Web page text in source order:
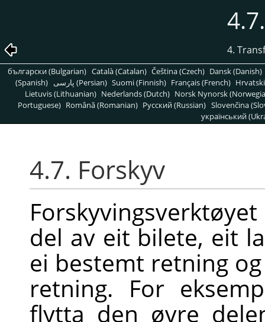
4.
български (Bulgarian) Català (Catalan) Čeština (Czech) Dansk (Danish)
(Spanish)
پارسی (Persian) Suomi (Finnish) Français (French)
Lietuvis (Lithuanian) Nederlands (Dutch) Norsk Nynorsk
Portuguese) Română (Romanian) Pусский (Russian) Slovenčina
український
4.7. Forskyv
del av eit bilete, eit
ei bestemt retning
retning. For
flytta den øvre